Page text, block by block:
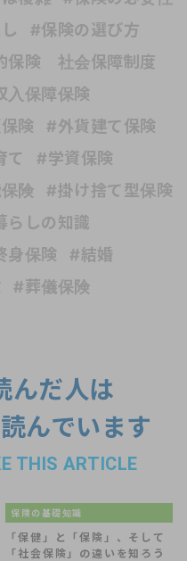
#保険の選び方
保険 社会保障制度
入保障保険
険
#外貨建て保険
て
#学資保険
険
#掛け捨て型保険
らしの知識
身保険
#結婚
#葬儀保険
んだ人は
んでいます
THIS ARTICLE
保険の基礎知識
「保健」と「保険」、そして
「社会保険」の違いを知ろう